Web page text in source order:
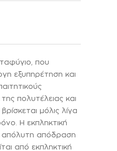
που
εξυπηρέτηση και
πολυτέλειας και
μόλις λίγα
Η εκπληκτική
απόλυτη απόδραση
από εκπληκτική